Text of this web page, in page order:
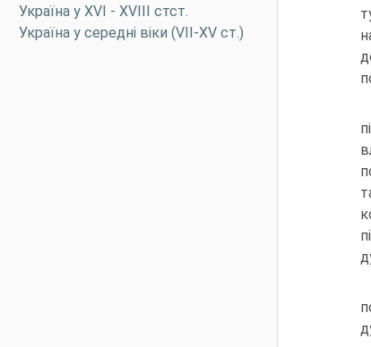
Україна у XVI - XVIII стст.
Україна у середні віки (VII-XV ст.)